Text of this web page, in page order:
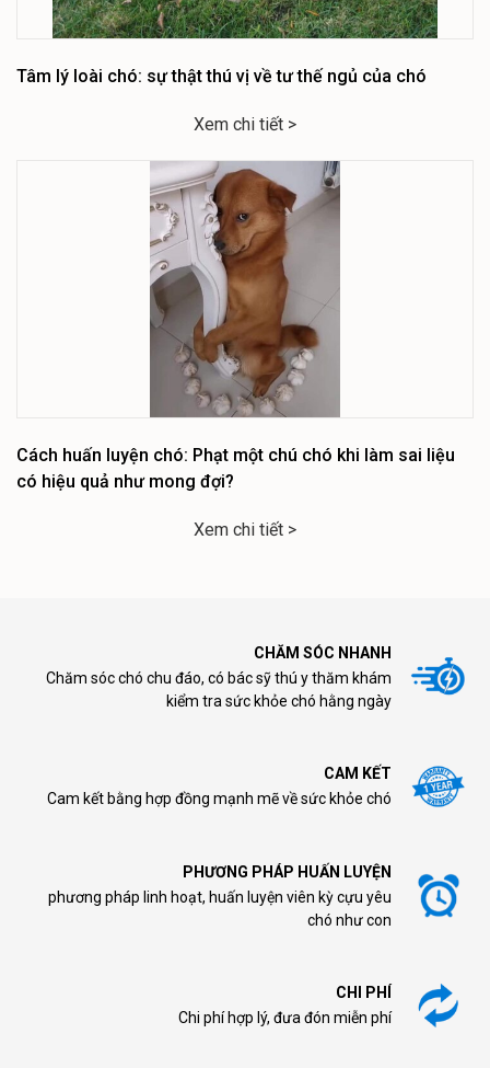
Tâm lý loài chó: sự thật thú vị về tư thế ngủ của chó
Xem chi tiết >
Cách huấn luyện chó: Phạt một chú chó khi làm sai liệu
có hiệu quả như mong đợi?
Xem chi tiết >
CHĂM SÓC NHANH
Chăm sóc chó chu đáo, có bác sỹ thú y thăm khám
kiểm tra sức khỏe chó hằng ngày
CAM KẾT
Cam kết bằng hợp đồng mạnh mẽ về sức khỏe chó
PHƯƠNG PHÁP HUẤN LUYỆN
phương pháp linh hoạt, huấn luyện viên kỳ cựu yêu
chó như con
CHI PHÍ
Chi phí hợp lý, đưa đón miễn phí